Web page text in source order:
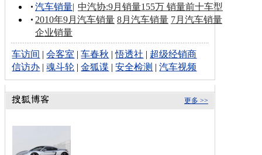
汽车销量| 中汽协:9月销量155万 销量前十车型
2010年9月汽车销量 8月汽车销量 7月汽车销量
企业销量
车访间 |会客室 |车春秋 |悟透社 | 超级经销商
信访办 |魂斗轮 |金狐谍 |安全检测 |汽车视频
更多 >>